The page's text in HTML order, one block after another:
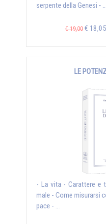
serpente della Genesi - ...
€ 19,00 € 18,05
LE
- La vita - Carattere e
male - Come misurarsi
pace - ...